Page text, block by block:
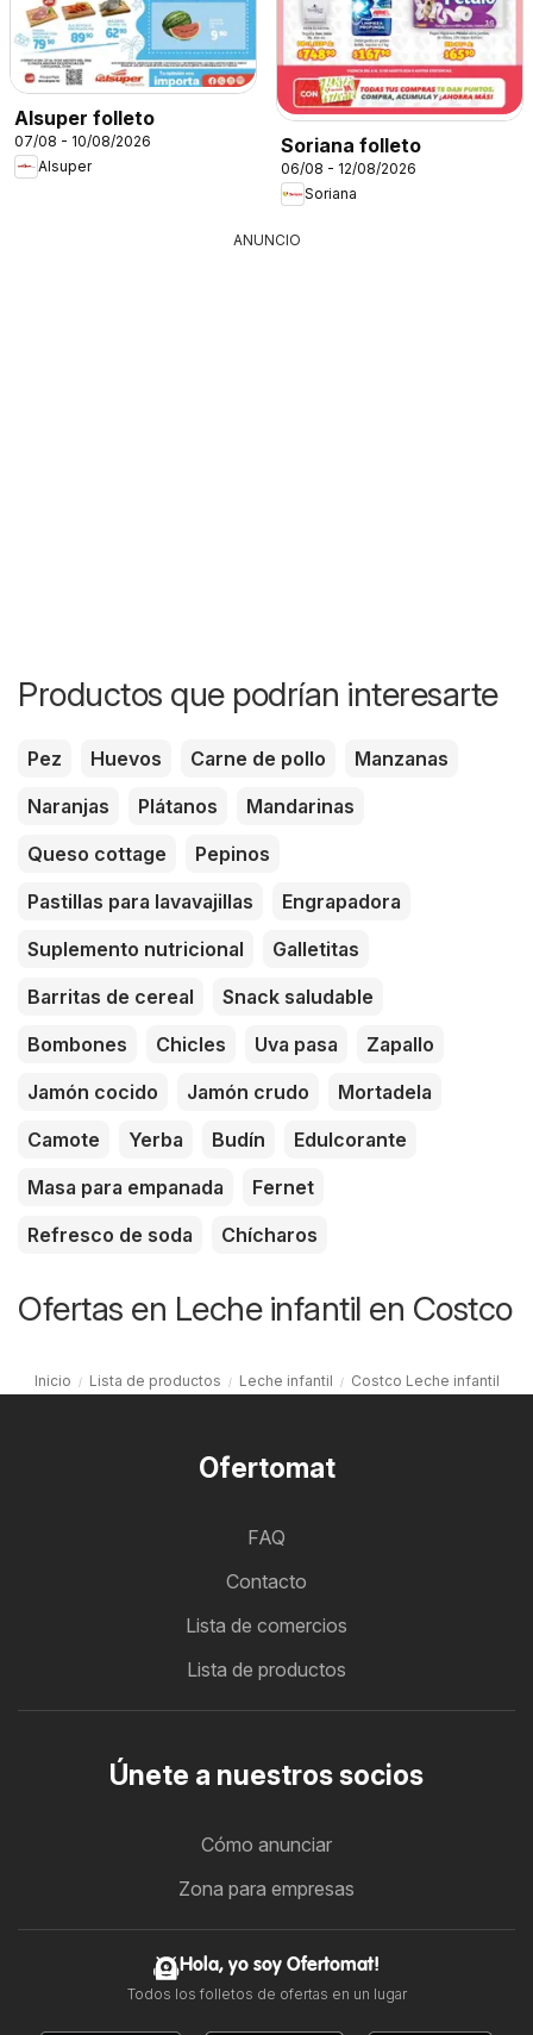
Alsuper folleto
07/08 - 10/08/2026
Alsuper
Soriana folleto
06/08 - 12/08/2026
Soriana
ANUNCIO
Productos que podrían interesarte
Pez Huevos Carne de pollo
Manzanas
Naranjas
Plátanos
Mandarinas
Queso cottage
Pepinos
Pastillas para lavavajillas
Engrapadora
Suplemento nutricional
Galletitas
Barritas de cereal
Snack saludable
Bombones
Chicles Uva pasa
Zapallo
Jamón cocido
Jamón crudo
Mortadela
Camote
Yerba Budín
Edulcorante
Masa para empanada
Fernet
Refresco de soda
Chícharos
Ofertas en Leche infantil en Costco
Inicio Lista de productos Leche infantil Costco Leche infantil
Ofertomat
FAQ
Contacto
Lista de comercios
Lista de productos
Únete a nuestros socios
Cómo anunciar
Zona para empresas
Hola, yo soy Ofertomat!
Todos los folletos de ofertas en un lugar